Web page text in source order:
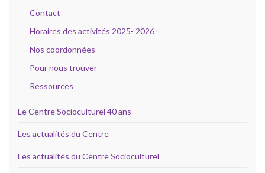
Contact
Horaires des activités 2025- 2026
Nos coordonnées
Pour nous trouver
Ressources
Le Centre Socioculturel 40 ans
Les actualités du Centre
Les actualités du Centre Socioculturel